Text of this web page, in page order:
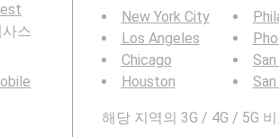
스
New York City
Los Angeles
Chicago
Houston
해당 지역의 3G / 4G / 5G